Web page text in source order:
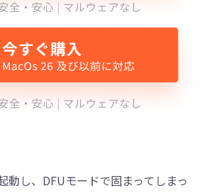
動し、DFUモードで固まってしまっ